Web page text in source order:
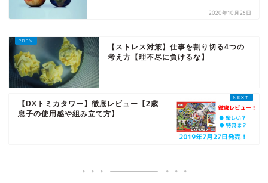
2020年10月26日
【ストレス対策】仕事を割り切る4つの
考え方【理不尽に負けるな】
【DXトミカタワー】徹底レビュー【2歳
息子の使用感や組み立て方】